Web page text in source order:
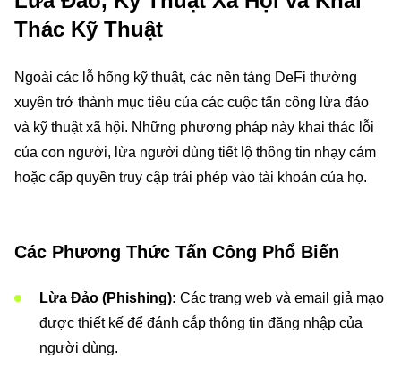
Thác Kỹ Thuật
Ngoài các lỗ hổng kỹ thuật, các nền tảng DeFi thường
xuyên trở thành mục tiêu của các cuộc tấn công lừa đảo
và kỹ thuật xã hội. Những phương pháp này khai thác lỗi
của con người, lừa người dùng tiết lộ thông tin nhạy cảm
hoặc cấp quyền truy cập trái phép vào tài khoản của họ.
Các Phương Thức Tấn Công Phổ Biến
Lừa Đảo (Phishing): Các trang web và email giả mạo
được thiết kế để đánh cắp thông tin đăng nhập của
người dùng.